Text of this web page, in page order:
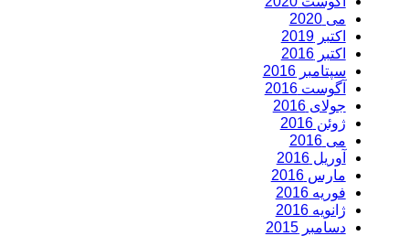
می 2020
اکتبر 2019
اکتبر 2016
سپتامبر 2016
آگوست 2016
جولای 2016
ژوئن 2016
می 2016
آوریل 2016
مارس 2016
فوریه 2016
ژانویه 2016
دسامبر 2015